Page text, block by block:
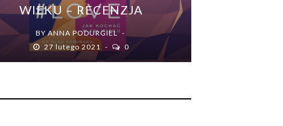
WIEKU – RECENZJA
BYANNA PODURGIEL
27 lutego 2021
0